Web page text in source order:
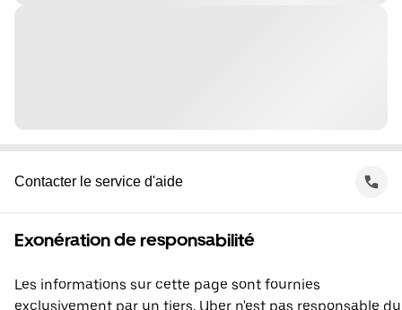
Contacter le service d'aide
Exonération de responsabilité
Les informations sur cette page sont fournies
exclusivement par un tiers. Uber n'est pas responsable du